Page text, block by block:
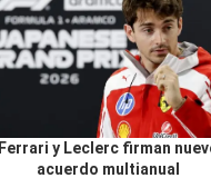
Ferrari y Leclerc firman
acuerdo multianual